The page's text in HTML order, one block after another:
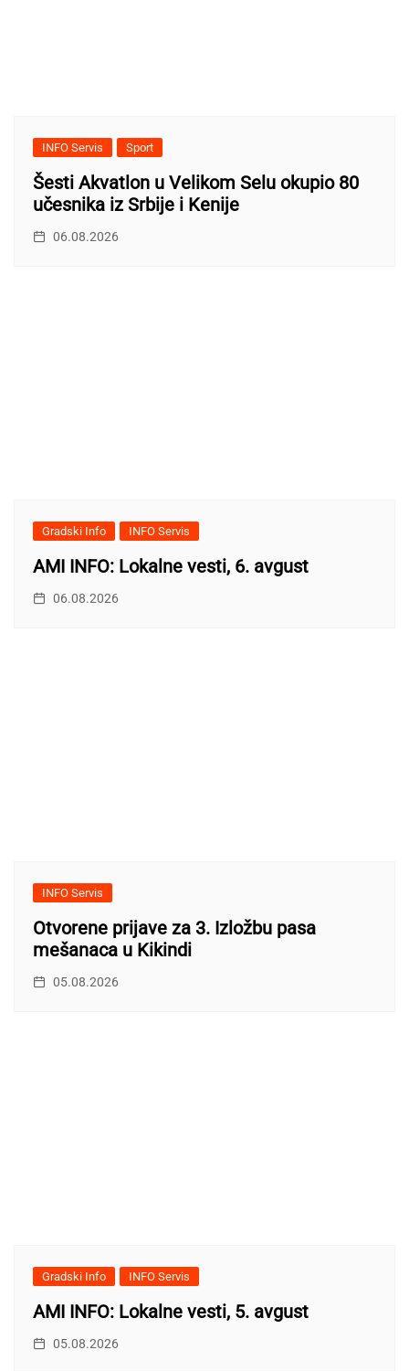
INFO Servis Sport
Šesti Akvatlon u Velikom Selu okupio 80
učesnika iz Srbije i Kenije
06.08.2026
Gradski Info INFO Servis
AMI INFO: Lokalne vesti, 6. avgust
06.08.2026
INFO Servis
Otvorene prijave za 3. Izložbu pasa
mešanaca u Kikindi
05.08.2026
Gradski Info INFO Servis
AMI INFO: Lokalne vesti, 5. avgust
05.08.2026